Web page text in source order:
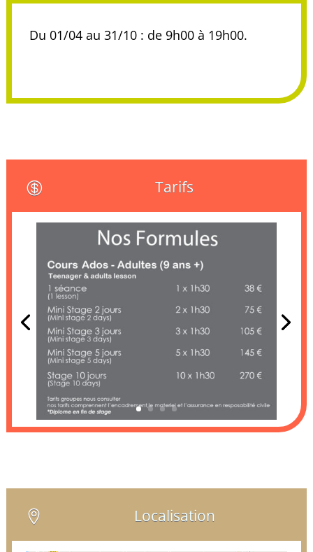
Du 01/04 au 31/10 : de 9h00 à 19h00.
 Tarifs
 Localisation